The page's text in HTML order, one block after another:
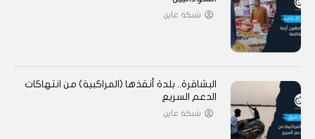
شبكة عاين
البشاقرة.. بلدة أنقذها (المراكبية) من انتهاكات
الدعم السريع
شبكة عاين